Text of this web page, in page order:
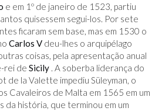
e em 1º de janeiro de 1523, partiu
quisessem segui-los. Por sete
ficaram sem base, mas em 1530 o
Carlos V deu-lhes o arquipélago
coisas, pela apresentação anual
rei de Sicily . A soberba liderança do
de la Valette impediu Süleyman, o
Cavaleiros de Malta em 1565 em um
da história, que terminou em um